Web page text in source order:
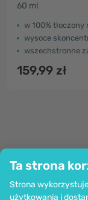
Ta strona
Strona
użytkowania i
60 ml
w 100% tłoczony
wysoce
wszechstronne
159,99 zł
Informacje